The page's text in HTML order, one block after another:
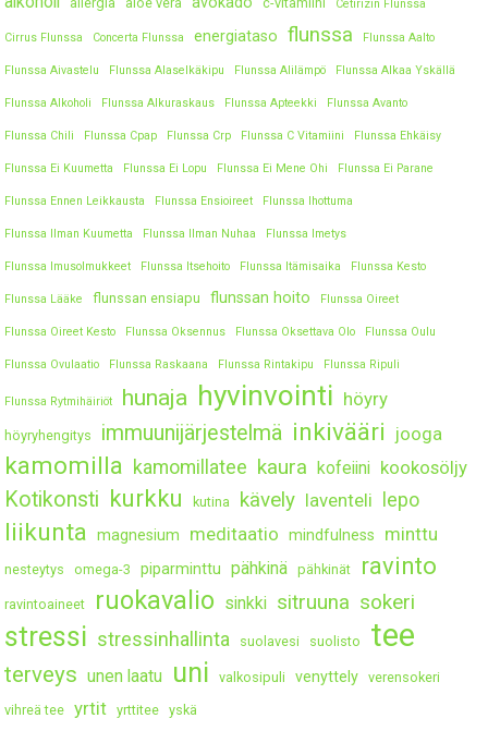
Cetirizin Flunssa
Cirrus Flunssa Concerta Flunssa energiataso flunssa Flunssa Aalto
Flunssa Aivastelu Flunssa Alaselkäkipu Flunssa Alilämpö Flunssa Alkaa Yskällä
Flunssa Alkoholi Flunssa Alkuraskaus Flunssa Apteekki Flunssa Avanto
Flunssa Chili Flunssa Cpap Flunssa Crp Flunssa C Vitamiini Flunssa Ehkäisy
Flunssa Ei Kuumetta Flunssa Ei Lopu Flunssa Ei Mene Ohi Flunssa Ei Parane
Flunssa Ennen Leikkausta Flunssa Ensioireet Flunssa Ihottuma
Flunssa Ilman Kuumetta Flunssa Ilman Nuhaa Flunssa Imetys
Flunssa Imusolmukkeet Flunssa Itsehoito Flunssa Itämisaika Flunssa Kesto
Flunssa Lääke flunssan ensiapu flunssan hoito Flunssa Oireet
Flunssa Oireet Kesto Flunssa Oksennus Flunssa Oksettava Olo Flunssa Oulu
Flunssa Ovulaatio Flunssa Raskaana Flunssa Rintakipu Flunssa Ripuli
Flunssa Rytmihäiriöt hunaja hyvinvointi höyry
höyryhengitys immuunijärjestelmä inkivääri jooga
kamomilla kamomillatee kaura kofeiini kookosöljy
Kotikonsti kurkku kutina kävely laventeli lepo
liikunta magnesium meditaatio mindfulness minttu
nesteytys omega-3 piparminttu pähkinä pähkinät ravinto
ravintoaineet ruokavalio sinkki sitruuna sokeri
stressi stressinhallinta suolavesi suolisto tee
terveys unen laatu uni valkosipuli venyttely
verensokeri
vihreä tee
yrtit yrttitee yskä